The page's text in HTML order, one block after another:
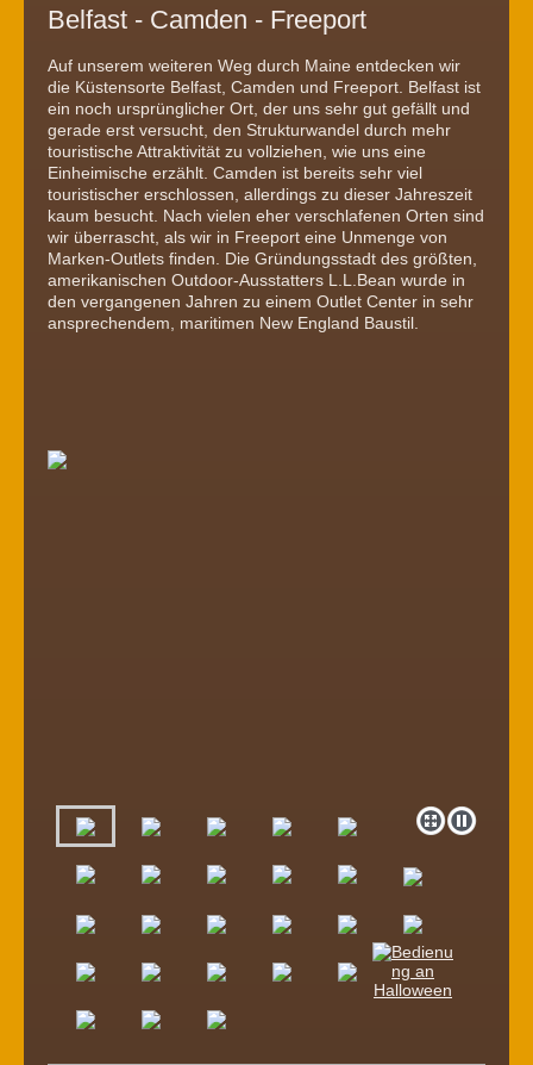
Belfast - Camden - Freeport
Auf unserem weiteren Weg durch Maine entdecken wir
die Küstensorte Belfast, Camden und Freeport. Belfast ist
ein noch ursprünglicher Ort, der uns sehr gut gefällt und
gerade erst versucht, den Strukturwandel durch mehr
touristische Attraktivität zu vollziehen, wie uns eine
Einheimische erzählt. Camden ist bereits sehr viel
touristischer erschlossen, allerdings zu dieser Jahreszeit
kaum besucht. Nach vielen eher verschlafenen Orten sind
wir überrascht, als wir in Freeport eine Unmenge von
Marken-Outlets finden. Die Gründungsstadt des größten,
amerikanischen Outdoor-Ausstatters L.L.Bean wurde in
den vergangenen Jahren zu einem Outlet Center in sehr
ansprechendem, maritimen New England Baustil.